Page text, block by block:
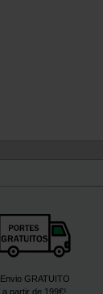
Envio GRATUITO
a partir de 199€¹